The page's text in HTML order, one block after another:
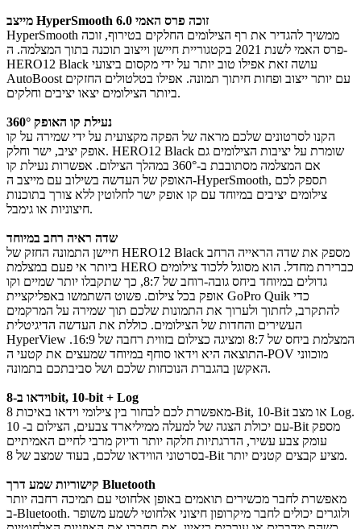
מייצב HyperSmooth 6.0 זוכה פרס האמי
HyperSmooth ממשיך להגדיר את רף הצילומים החלקים בטירוף, זוכה
פרס האמי לשנת 2021 בקטגוריית חיישן וייצוב תוכנה בתוך המצלמה. ה-
HERO12 Black עושה זאת אפילו טוב יותר על ידי מקסום ביצועי
AutoBoost עם יותר ייצוב ופחות חיתוך תמונה. אפילו בטלטולים החזקים
ביותר הצילומים יצאו יציבים וחלקים.
נעילת קו האופק 360°
הקנו לסרטונים שלכם מראה של הפקה מקצועית על ידי שמירה על קו
אופק יציב, ישר וחלק. HERO12 Black שומרת על יציבות הצילומים גם
אם המצלמה מסתובבת ב-360° במהלך הצילום. אפשרות נעילת קו
האופק של העדשה בשילוב עם מייצב ה-HyperSmooth, תספק לכם
צילומים יציבים במיוחד עם קו אופק ישר לחלוטין ללא צורך בתוכנות
חיצוניות או גימבל.
שדה ראיה רחב במיוחד
חיישן התמונה החזק של HERO12 Black מספק את שדה הראייה הרחב
ביותר אי פעם במצלמת HERO כברירת מחדל. הוא מסוגל ללכוד צילומים
גדולים במיוחד ביחס גובה-רוחב של 8:7, כך שתקבלו יותר שמיים וקו
אופק בכל צילום. פשוט השתמשו באפליקציית GoPro Quik כדי
להתקרב, לחתוך ולערוך את התמונות שלכם תוך שמירה על המרקמים
העשירים והחדות של הצילומים. כוללת את העדשה הדיגיטלית
HyperView המצלמת ביחס של 8:7 ומציגה כצילום בזווית רחבה של 16:9.
התוצאה היא וידאו סוחף במיוחד שמעצים את קטעי ה-POV מוכווני
האקשן בהגברת הנוכחות שלכם ושל סביבתכם בתמונה.
וידאו ב-8bit, 10-bit + Log
מאפשרת לכם לבחור בין צילומי וידאו באיכות 8-Bit, 10-Bit או מצב Log.
עם יכולת הצגה של למעלה ממיליארד צבעים, הצילום ב- 10-Bit מספק
עומק צבע עשיר, הדרגתיות חלקה יותר ודיוק מרבי לחיים האמיתיים
בסרטוני הווידאו שלכם, בעוד שמצב של 8-Bit מציע קבצים קטנים יותר.
קישוריות שמע דרך Bluetooth
מאפשרת לחבר מכשירים תואמים באופן אלחוטי עם תמיכה רחבה יותר
ב-Bluetooth. ולוגרים יכולים לחבר מיקרופון חיצוני אלחוטי לשמע משופר